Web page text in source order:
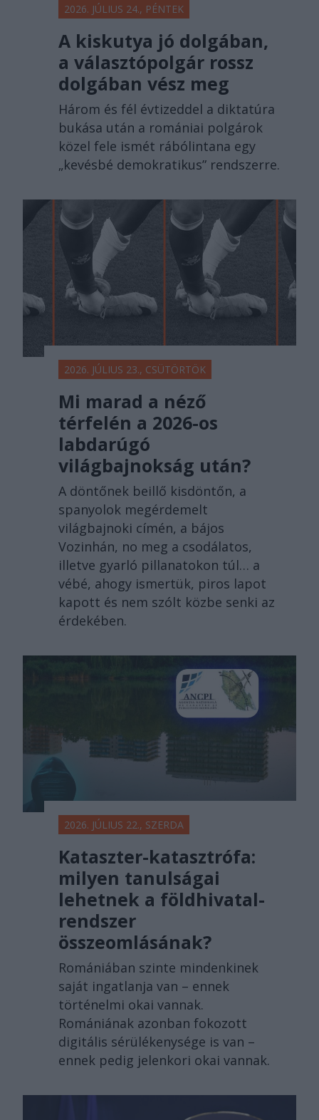
2026. JÚLIUS 24., PÉNTEK
A kiskutya jó dolgában,
a választópolgár rossz
dolgában vész meg
Három és fél évtizeddel a diktatúra
bukása után a romániai polgárok
közel fele ismét rábólintana egy
„kevésbé demokratikus” rendszerre.
2026. JÚLIUS 23., CSÜTÖRTÖK
Mi marad a néző
térfelén a 2026-os
labdarúgó
világbajnokság után?
A döntőnek beillő kisdöntőn, a
spanyolok megérdemelt
világbajnoki címén, a bájos
Vozinhán, no meg a csodálatos,
illetve gyarló pillanatokon túl… a
vébé, ahogy ismertük, piros lapot
kapott és nem szólt közbe senki az
érdekében.
2026. JÚLIUS 22., SZERDA
Kataszter-katasztrófa:
milyen tanulságai
lehetnek a földhivatal-
rendszer
összeomlásának?
Romániában szinte mindenkinek
saját ingatlanja van – ennek
történelmi okai vannak.
Romániának azonban fokozott
digitális sérülékenysége is van –
ennek pedig jelenkori okai vannak.